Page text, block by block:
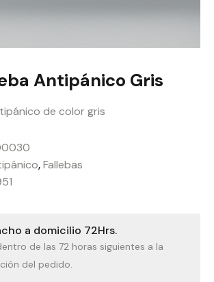
Antipánico Gris
de color gris
,Fallebas
a domicilio 72Hrs.
de las 72 horas siguientes a la
del pedido.